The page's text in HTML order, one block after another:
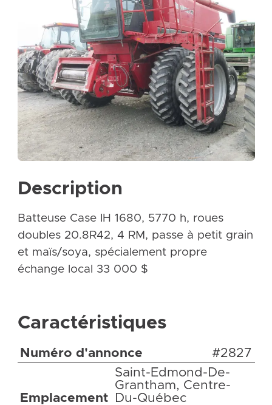
Description
Batteuse Case IH 1680, 5770 h, roues
doubles 20.8R42, 4 RM, passe à petit grain
et maïs/soya, spécialement propre
échange local 33 000 $
Caractéristiques
Numéro d'annonce #2827
Emplacement
Saint-Edmond-De-
Grantham, Centre-
Du-Québec